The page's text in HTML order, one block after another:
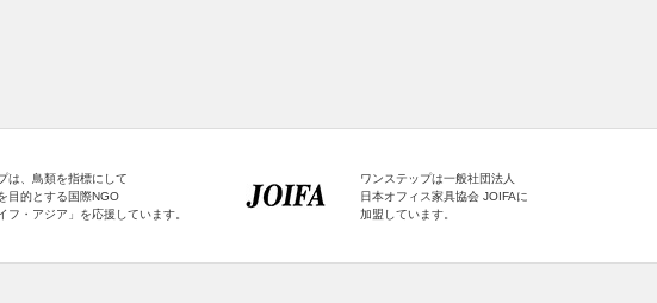
は、鳥類を指標にして
目的とする国際NGO
フ・アジア」を応援しています。
ワンステップは一般社団法人
日本オフィス家具協会 JOIFAに
加盟しています。